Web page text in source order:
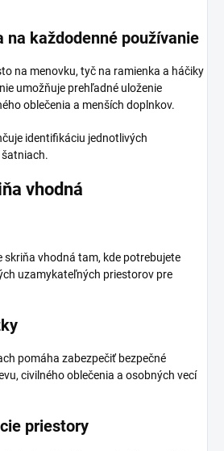
na každodenné používanie
na menovku, tyč na ramienka a háčiky
umožňuje prehľadné uloženie
oblečenia a menších doplnkov.
identifikáciu jednotlivých
vhodná
skriňa vhodná tam, kde potrebujete
uzamykateľných priestorov pre
pomáha zabezpečiť bezpečné
civilného oblečenia a osobných vecí
priestory